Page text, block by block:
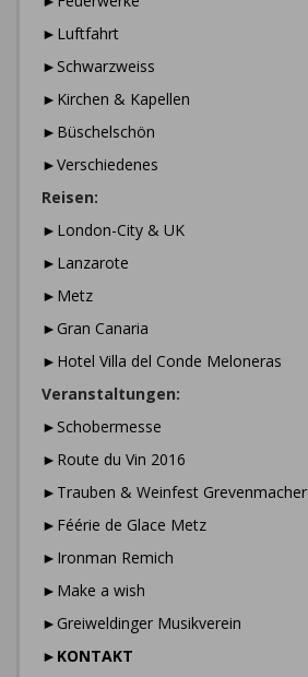
►Luftfahrt
►Schwarzweiss
►Kirchen & Kapellen
►Büschelschön
►Verschiedenes
Reisen:
►London-City & UK
►Lanzarote
►Metz
►Gran Canaria
►Hotel Villa del Conde Meloneras
Veranstaltungen:
►Schobermesse
►Route du Vin 2016
►Trauben & Weinfest Grevenmacher
►Féérie de Glace Metz
►Ironman Remich
►Make a wish
►Greiweldinger Musikverein
► KONTAKT